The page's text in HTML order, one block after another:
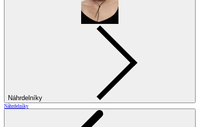
Náhrdelníky
Náhrdelníky